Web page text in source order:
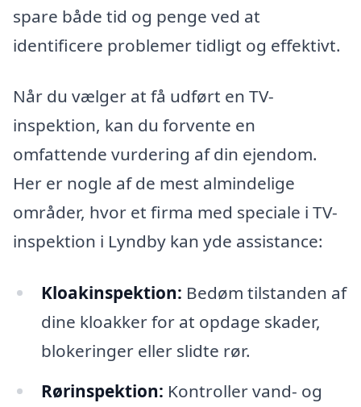
spare både tid og penge ved at
identificere problemer tidligt og effektivt.
Når du vælger at få udført en TV-
inspektion, kan du forvente en
omfattende vurdering af din ejendom.
Her er nogle af de mest almindelige
områder, hvor et firma med speciale i TV-
inspektion i Lyndby kan yde assistance:
Kloakinspektion: Bedøm tilstanden af
dine kloakker for at opdage skader,
blokeringer eller slidte rør.
Rørinspektion: Kontroller vand- og